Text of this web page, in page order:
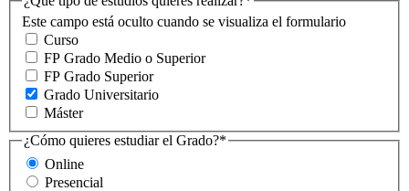
Este campo está oculto cuando se visualiza el formulario
Curso
FP Grado Medio o Superior
FP Grado Superior
Grado Universitario
Máster
¿Cómo quieres estudiar el Grado?*
Online
Presencial